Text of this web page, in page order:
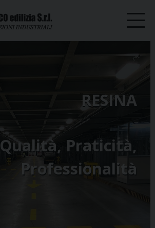
RESINA
Qualità, Praticità,
Professionalità